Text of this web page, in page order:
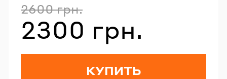
Полная стоимость
2600 грн.
Стоимость со скидкой
2300 грн.
КУПИТЬ